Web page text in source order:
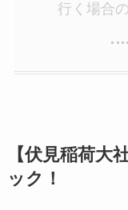
行く場合
【伏見稲荷大
ック！